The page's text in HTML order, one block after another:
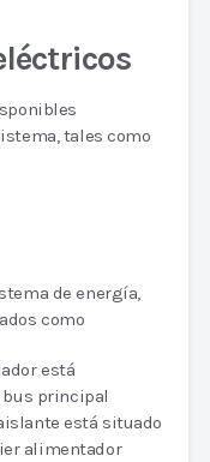
tales como
de energía,
como
está
principal
está situado
alimentador